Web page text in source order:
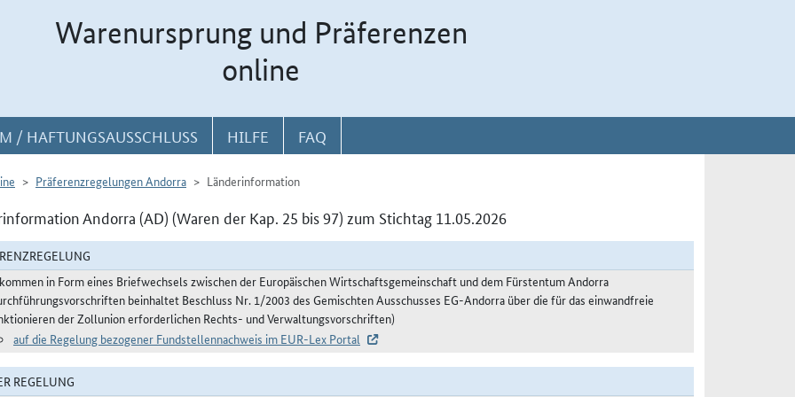
Warenursprung und Präferenzen
online
/ HAFTUNGSAUSSCHLUSS HILFE FAQ
Präferenzregelungen Andorra Länderinformation
Andorra (AD) (Waren der Kap. 25 bis 97) zum Stichtag 11.05.2026
in Form eines Briefwechsels zwischen der Europäischen Wirtschaftsgemeinschaft und dem Fürstentum Andorra
beinhaltet Beschluss Nr. 1/2003 des Gemischten Ausschusses EG-Andorra über die für das einwandfreie
der Zollunion erforderlichen Rechts- und Verwaltungsvorschriften)
auf die Regelung bezogener Fundstellennachweis im EUR-Lex Portal
REGELUNG